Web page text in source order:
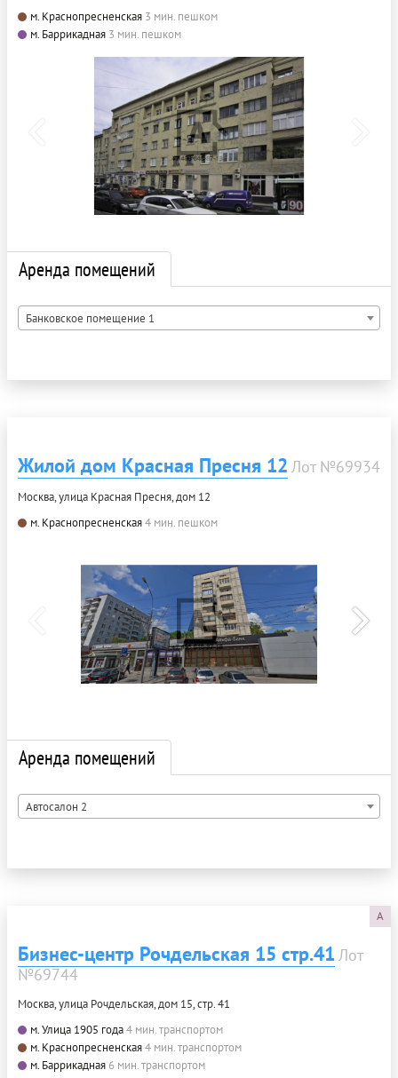
м. Краснопресненская 3 мин. пешком
м. Баррикадная 3 мин. пешком
Аренда помещений
Банковское помещение 1
Жилой дом Красная Пресня 12 Лот №69934
Москва, улица Красная Пресня, дом 12
м. Краснопресненская4 мин. пешком
Аренда помещений
Автосалон 2
A
Бизнес-центр Рочдельская 15 стр.41 Лот
№69744
Москва, улица Рочдельская, дом 15, стр. 41
м. Улица 1905 года4 мин. транспортом
м. Краснопресненская4 мин. транспортом
м. Баррикадная 6 мин. транспортом